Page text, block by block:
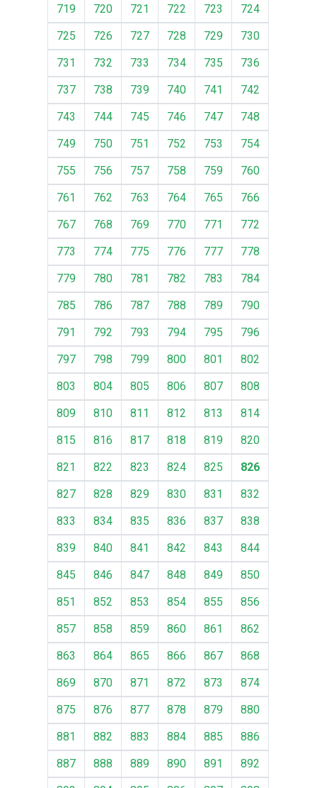
719 720 721 722 723
724
725
726 727 728 729
730
731
732 733 734 735
736
737
738 739 740 741
742
743
744 745 746 747
748
749
750 751 752 753
754
755
756 757 758 759
760
761
762 763 764 765
766
767
768 769 770 771
772
773
774 775 776 777
778
779
780 781 782 783
784
785
786 787 788 789
790
791
792 793 794 795
796
797
798 799 800 801
802
803
804 805 806 807
808
809
810 811 812 813
814
815
816 817 818 819
820
821
822 823 824 825
826
827
828 829 830 831
832
833
834 835 836 837
838
839
840 841 842 843
844
845
846 847 848 849
850
851
852 853 854 855
856
857
858 859 860 861
862
863
864 865 866 867
868
869
870 871 872 873
874
875
876 877 878 879
880
881
882 883 884 885
886
887
888 889 890 891
892